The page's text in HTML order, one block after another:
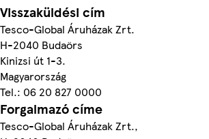
Visszaküldési cím
Tesco-Global Áruházak Zrt.
H-2040 Budaörs
Kinizsi út 1-3.
Magyarország
Tel.: 06 20 827 0000
Forgalmazó címe
Tesco-Global Áruházak Zrt.,